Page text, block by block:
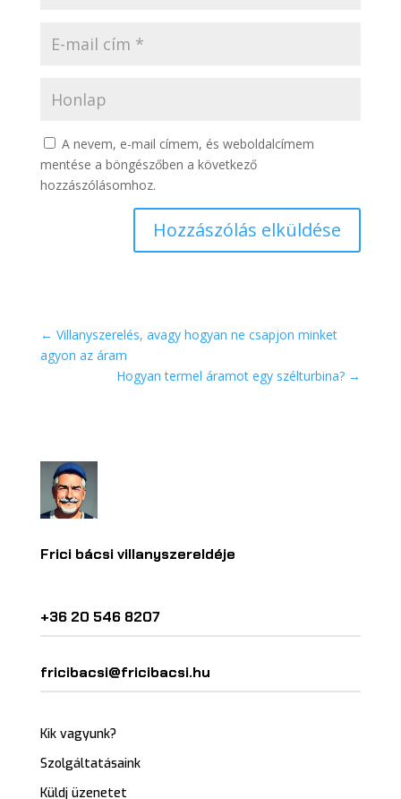
A nevem, e-mail címem, és weboldalcímem
mentése a böngészőben a következő
hozzászólásomhoz.
Hozzászólás elküldése
← Villanyszerelés, avagy hogyan ne csapjon minket
agyon az áram
Hogyan termel áramot egy szélturbina? →
Frici bácsi villanyszereldéje
+36 20 546 8207
fricibacsi@fricibacsi.hu
Kik vagyunk?
Szolgáltatásaink
Küldj üzenetet